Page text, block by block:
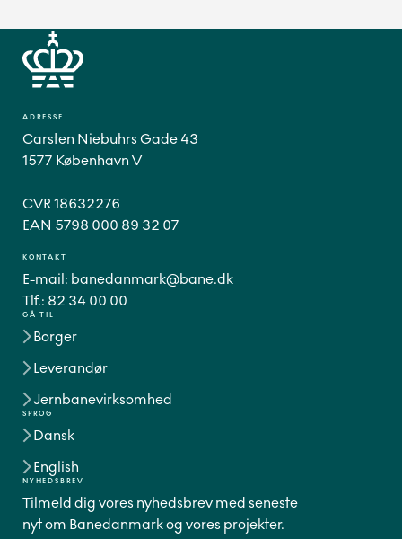
GÅ TIL
Borger
Leverandør
Jernbanevirksomhed
SPROG
Dansk
English
ADRESSE
Carsten Niebuhrs Gade 43
1577 København V
CVR 18632276
EAN 5798 000 89 32 07
KONTAKT
E-mail: banedanmark@bane.dk
Tlf.: 82 34 00 00
NYHEDSBREV
Tilmeld dig vores nyhedsbrev med seneste
nyt om Banedanmark og vores projekter.